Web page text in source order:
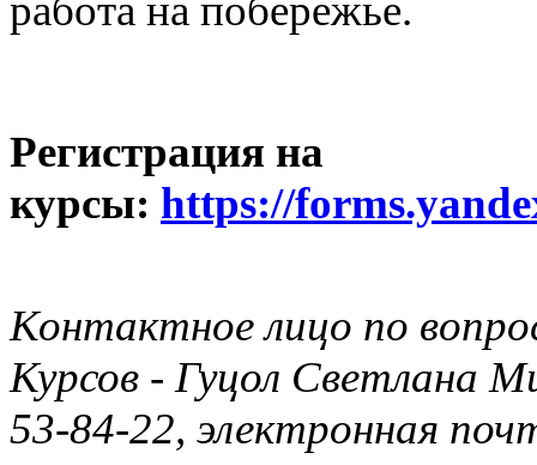
работа на побережье.
Регистрация на
курсы: https://
Контактное лицо по
Курсов - Гуцол Светлана
53-84-22, электронная